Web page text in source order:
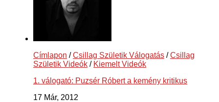
Címlapon /Csillag Születik Válogatás /Csillag
Születik Videók / Kiemelt Videók
1. válogató: Puzsér Róbert a kemény kritikus
17 Már, 2012